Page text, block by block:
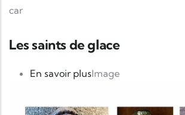
car
Les saints de glace
En savoir plussur Les saints de glace
Image